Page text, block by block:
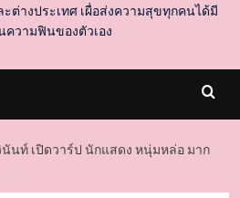
ะต่างประเทศ เผื่อส่งความสุขทุกคนได้มี
ความฟินของตัวเอง
นท์ เปิดวาร์ป นักแสดง หนุ่มหล่อ มาก